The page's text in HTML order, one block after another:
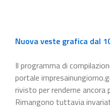
Nuova veste grafica dal
Il programma di
portale
rivisto per renderne ancora
Rimangono tuttavia